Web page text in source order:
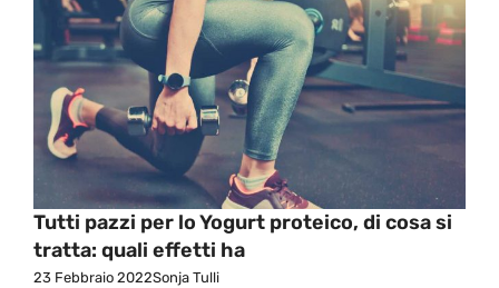
Tutti pazzi per lo Yogurt proteico, di cosa si
tratta: quali effetti ha
23 Febbraio 2022Sonja Tulli